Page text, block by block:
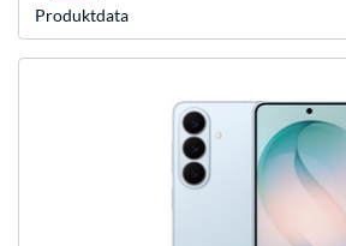
Produkt­data